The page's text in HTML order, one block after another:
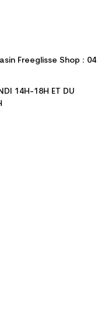
Freeglisse Shop : 04
14H-18H ET DU